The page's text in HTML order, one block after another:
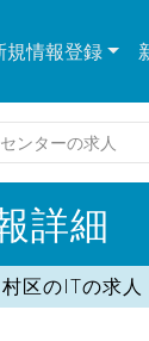
規情報登録
ンターの求人
詳細
区のITの求人